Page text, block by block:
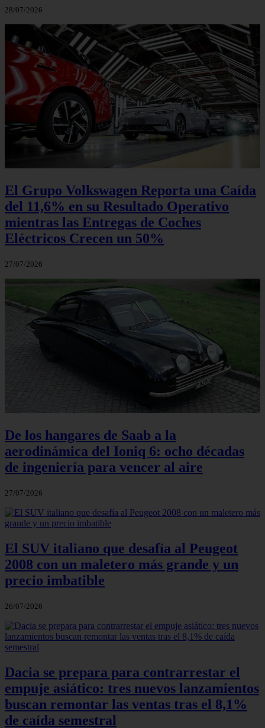
28/07/2026
El Grupo Volkswagen Reporta una Caída
del 11,6% en su Resultado Operativo
mientras las Entregas de Coches
Eléctricos Crecen un 50%
27/07/2026
De los hangares de Saab a la
aerodinámica del Ioniq 6: ocho décadas
de ingeniería para vencer al aire
27/07/2026
El SUV italiano que desafía al Peugeot
2008 con un maletero más grande y un
precio imbatible
26/07/2026
Dacia se prepara para contrarrestar el
empuje asiático: tres nuevos lanzamientos
buscan remontar las ventas tras el 8,1%
de caída semestral